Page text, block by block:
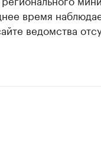
время
ведомства